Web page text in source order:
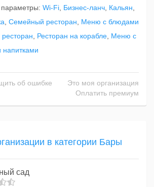
Wi-Fi Бизнес-ланч Кальян
Семейный ресторан
Меню с блюдами
ресторан Ресторан на корабле Меню с
об ошибке
Это моя организация
Оплатить премиум
в категории Бары
сад